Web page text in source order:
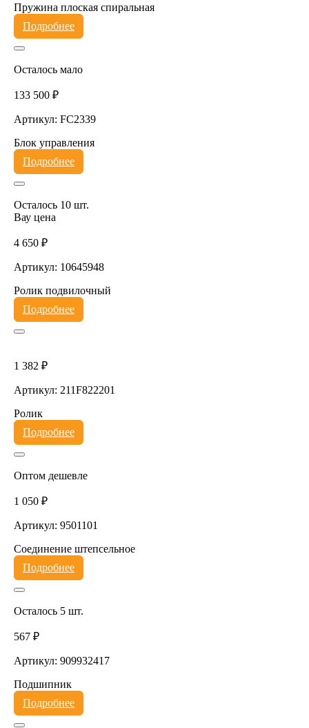
Пружина плоская спиральная
Подробнее
Осталось мало
133 500 ₽
Артикул: FC2339
Блок управления
Подробнее
Осталось 10 шт.
Вау цена
4 650 ₽
Артикул: 10645948
Ролик подвилочный
Подробнее
1 382 ₽
Артикул: 211F822201
Ролик
Подробнее
Оптом дешевле
1 050 ₽
Артикул: 9501101
Соединение штепсельное
Подробнее
Осталось 5 шт.
567 ₽
Артикул: 909932417
Подшипник
Подробнее